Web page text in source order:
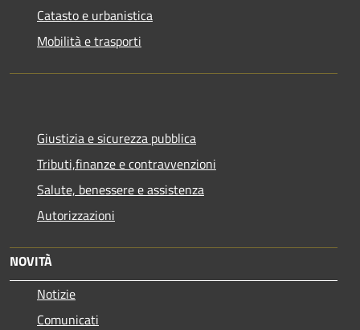
Catasto e urbanistica
Mobilità e trasporti
Giustizia e sicurezza pubblica
Tributi,finanze e contravvenzioni
Salute, benessere e assistenza
Autorizzazioni
NOVITÀ
Notizie
Comunicati